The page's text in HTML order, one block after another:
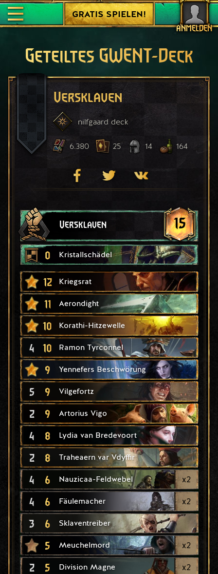
ANMELDEN
GRATIS SPIELEN!
Geteiltes GWENT-Deck
Versklaven
nilfgaard deck
6.380 25 14 164
Versklaven 15
0 Kristallschädel
12 Kriegsrat
11 Aerondight
10 Korathi-Hitzewelle
4 10 Ramon Tyrconnel
9 Yennefers Beschwörung
5 9 Vilgefortz
2 9 Artorius Vigo
4 8 Lydia van Bredevoort
2 8 Traheaern var Vdyffir
4 6 Nauzicaa-Feldwebel x2
4 6 Fäulemacher x2
3 6 Sklaventreiber
5 Meuchelmord x2
2 5 Division Magne x2